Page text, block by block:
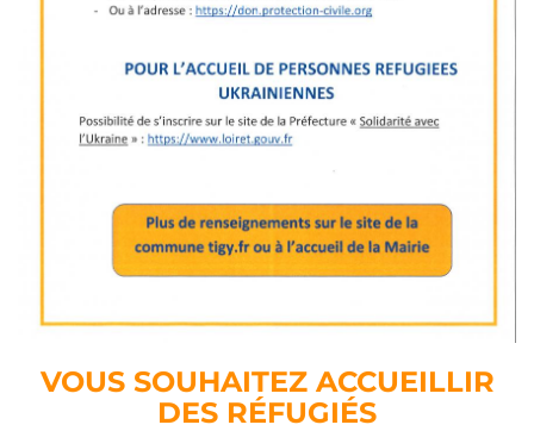
VOUS SOUHAITEZ ACCUEILLIR
DES RÉFUGIÉS